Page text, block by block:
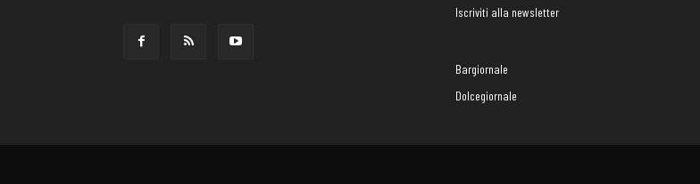
Iscriviti alla newsletter
Bargiornale
Dolcegiornale